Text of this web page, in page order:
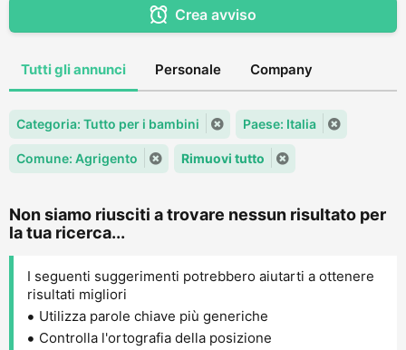
Crea avviso
Tutti gli annunci Personale Company
Categoria: Tutto per i bambini Paese: Italia
Comune: Agrigento Rimuovi tutto
Non siamo riusciti a trovare nessun risultato per
la tua ricerca...
I seguenti suggerimenti potrebbero aiutarti a ottenere
risultati migliori
Utilizza parole chiave più generiche
Controlla l'ortografia della posizione